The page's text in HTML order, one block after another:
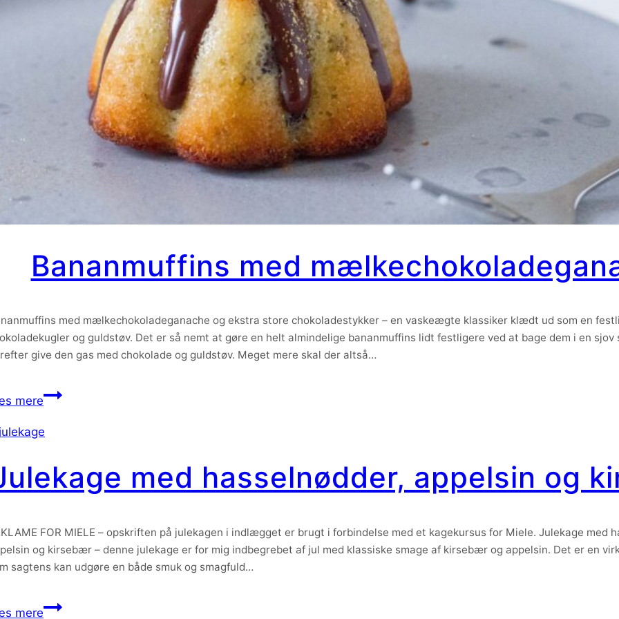
Bananmuffins med
med mælkechokoladeganache og ekstra store chokoladestykker – en vaskeægte klassiker klædt ud som en
og guldstøv. Det er så nemt at gøre en helt almindelige bananmuffins lidt festligere ved at bage dem i en sjov
give den gas med chokolade og guldstøv. Meget mere skal der altså…
mereBananmuffins
mælkechokoladeganache
med hasselnødder, appelsin og
FOR MIELE – opskriften på julekagen i indlægget er brugt i forbindelse med et kagekursus for Miele. Julekage med
og kirsebær – denne julekage er for mig indbegrebet af jul med klassiske smage af kirsebær og appelsin. Det er en
sagtens kan udgøre en både smuk og smagfuld…
mereJulekage